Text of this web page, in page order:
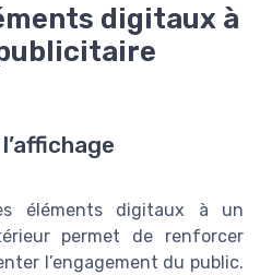
digitaux à
éléments digitaux à un
permet de renforcer
l’engagement du public.